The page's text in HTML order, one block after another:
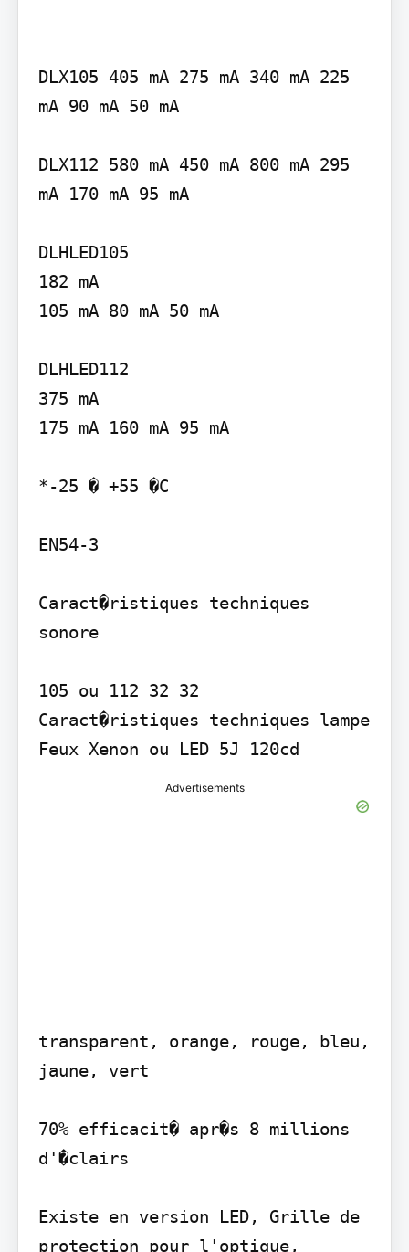
DLX105 405 mA 275 mA 340 mA 225
mA 90 mA 50 mA
DLX112 580 mA 450 mA 800 mA 295
mA 170 mA 95 mA
DLHLED105
182 mA
105 mA 80 mA 50 mA
DLHLED112
375 mA
175 mA 160 mA 95 mA
*-25 � +55 �C
EN54-3
Caract�ristiques techniques
sonore
105 ou 112 32 32
Caract�ristiques techniques lampe
Advertisements
transparent, orange, rouge, bleu,
jaune, vert
70% efficacit� apr�s 8 millions
d'�clairs
Existe en version LED, Grille de
protection pour l'optique,